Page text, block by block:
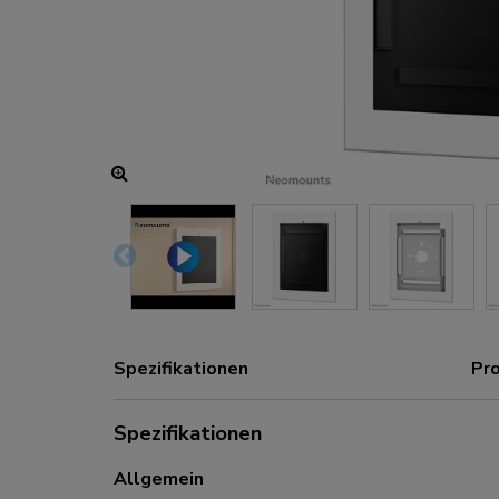
Spezifikationen
Spezifikationen
Allgemein